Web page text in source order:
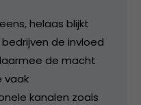
helaas blijkt
de invloed
de macht
vaak
kanalen zoals